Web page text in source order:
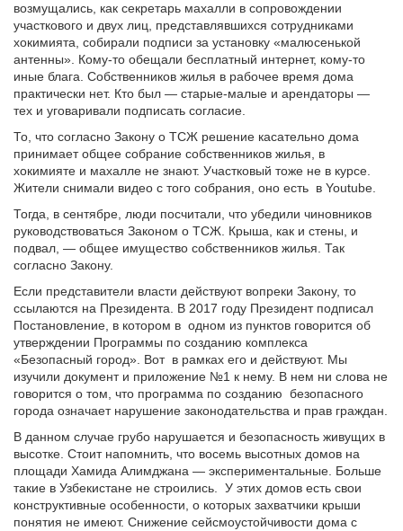
возмущались, как секретарь махалли в сопровождении
участкового и двух лиц, представлявшихся сотрудниками
хокимията, собирали подписи за установку «малюсенькой
антенны». Кому-то обещали бесплатный интернет, кому-то
иные блага. Собственников жилья в рабочее время дома
практически нет. Кто был — старые-малые и арендаторы —
тех и уговаривали подписать согласие.
То, что согласно Закону о ТСЖ решение касательно дома
принимает общее собрание собственников жилья, в
хокимияте и махалле не знают. Участковый тоже не в курсе.
Жители снимали видео с того собрания, оно есть в Youtube.
Тогда, в сентябре, люди посчитали, что убедили чиновников
руководствоваться Законом о ТСЖ. Крыша, как и стены, и
подвал, — общее имущество собственников жилья. Так
согласно Закону.
Если представители власти действуют вопреки Закону, то
ссылаются на Президента. В 2017 году Президент подписал
Постановление, в котором в одном из пунктов говорится об
утверждении Программы по созданию комплекса
«Безопасный город». Вот в рамках его и действуют. Мы
изучили документ и приложение №1 к нему. В нем ни слова не
говорится о том, что программа по созданию безопасного
города означает нарушение законодательства и прав граждан.
В данном случае грубо нарушается и безопасность живущих в
высотке. Стоит напомнить, что восемь высотных домов на
площади Хамида Алимджана — экспериментальные. Больше
такие в Узбекистане не строились. У этих домов есть свои
конструктивные особенности, о которых захватчики крыши
понятия не имеют. Снижение сейсмоустойчивости дома с